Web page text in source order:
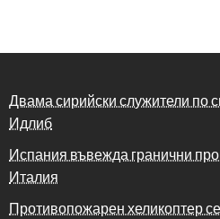
Двама сирийски служители по
Идлиб
Испания въвежда гранични
Италия
Противопожарен хеликоптер